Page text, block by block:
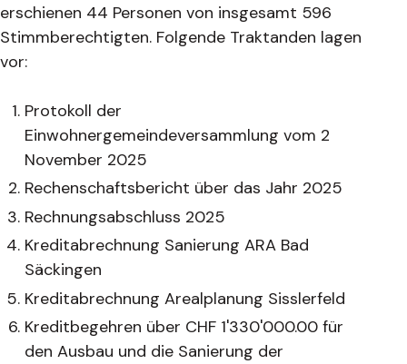
erschienen 44 Personen von insgesamt 596
Stimmberechtigten. Folgende Traktanden lagen
vor:
Protokoll der
Einwohnergemeindeversammlung vom 2
November 2025
Rechenschaftsbericht über das Jahr 2025
Rechnungsabschluss 2025
Kreditabrechnung Sanierung ARA Bad
Säckingen
Kreditabrechnung Arealplanung Sisslerfeld
Kreditbegehren über CHF 1'330'000.00 für
den Ausbau und die Sanierung der